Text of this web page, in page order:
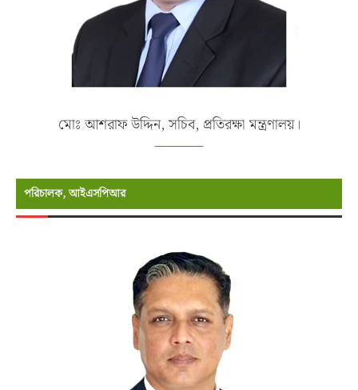
মোঃ আশরাফ উদ্দিন, সচিব, প্রতিরক্ষা মন্ত্রণালয়।
পরিচালক, আইএসপিআর